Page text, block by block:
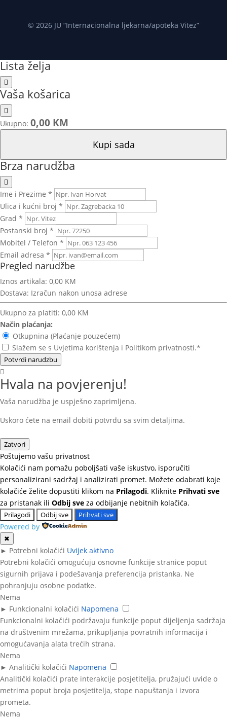
© 2026 JU “Internacionalna ljekarna/apoteka Vitez”
Lista želja
Vaša košarica
Ukupno: 0,00 KM
Kupi sada
Brza narudžba
Ime i Prezime *
Ulica i kućni broj *
Grad *
Postanski broj *
Mobitel / Telefon *
Email adresa *
Pregled narudžbe
Iznos artikala: 0,00 KM
Dostava: Izračun nakon unosa adrese
Ukupno za platiti: 0,00 KM
Način plaćanja:
Otkupnina (Plaćanje pouzećem)
Slažem se s Uvjetima korištenja i Politikom privatnosti.*
Potvrdi narudzbu
Hvala na povjerenju!
Vaša narudžba je uspješno zaprimljena.
Uskoro ćete na email dobiti potvrdu sa svim detaljima.
Zatvori
Poštujemo vašu privatnost
Kolačići nam pomažu poboljšati vaše iskustvo, isporučiti
personalizirani sadržaj i analizirati promet. Možete odabrati koje
kolačiće želite dopustiti klikom na Prilagodi. Kliknite Prihvati sve
za pristanak ili Odbij sve za odbijanje nebitnih kolačića.
Prilagodi Odbij sve Prihvati sve
Powered by
✖
► Potrebni kolačići Uvijek aktivno
Potrebni kolačići omogućuju osnovne funkcije stranice poput
sigurnih prijava i podešavanja preferencija pristanka. Ne
pohranjuju osobne podatke.
Nema
► Funkcionalni kolačići Napomena
Funkcionalni kolačići podržavaju funkcije poput dijeljenja sadržaja
na društvenim mrežama, prikupljanja povratnih informacija i
omogućavanja alata trećih strana.
Nema
► Analitički kolačići Napomena
Analitički kolačići prate interakcije posjetitelja, pružajući uvide o
metrima poput broja posjetitelja, stope napuštanja i izvora
prometa.
Nema